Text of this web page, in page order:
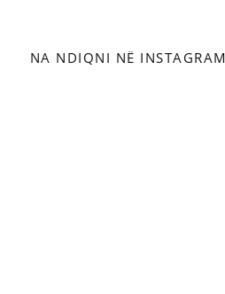
NA NDIQNI NË INSTAGRAM